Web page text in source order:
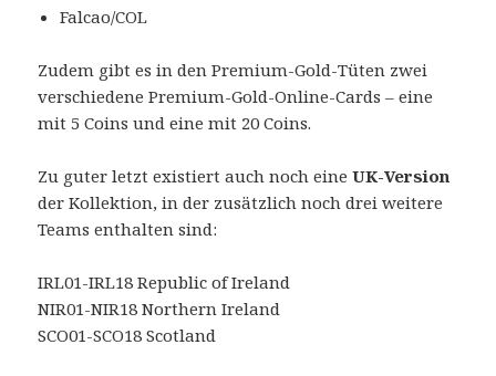
Falcao/COL
Zudem gibt es in den Premium-Gold-Tüten zwei
verschiedene Premium-Gold-Online-Cards – eine
mit 5 Coins und eine mit 20 Coins.
Zu guter letzt existiert auch noch eineUK-Version
der Kollektion, in der zusätzlich noch drei weitere
Teams enthalten sind:
IRL01-IRL18 Republic of Ireland
NIR01-NIR18 Northern Ireland
SCO01-SCO18 Scotland